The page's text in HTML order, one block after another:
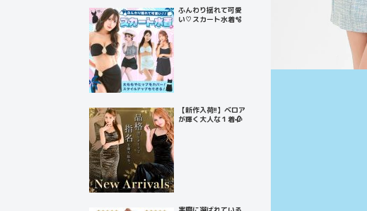
ふんわり揺れて可愛
い♡スカート水着🫧
【新作入荷!!】ベロア
が輝く大人な１着🥀